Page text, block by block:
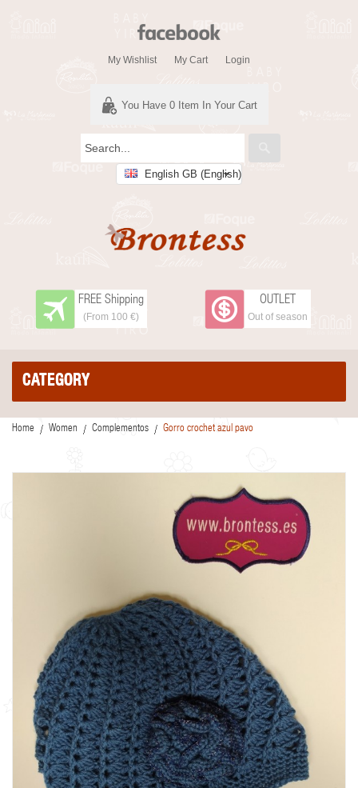
My Wishlist My Cart Login
You Have 0 Item In Your Cart
English GB (English)
FREE Shipping
(From 100 €)
OUTLET
Out of season
CATEGORY
Home Women Complementos Gorro crochet azul pavo